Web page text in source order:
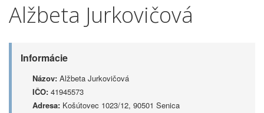
Alžbeta Jurkovičová
Informácie
Názov: Alžbeta Jurkovičová
IČO: 41945573
Adresa: Košútovec 1023/12, 90501 Senica